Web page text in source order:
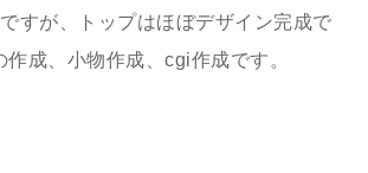
すが、トップはほぼデザイン完成で
成、小物作成、cgi作成です。